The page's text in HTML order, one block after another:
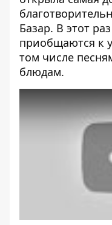
Базар. В этот
приобщаются к
том числе
блюдам.